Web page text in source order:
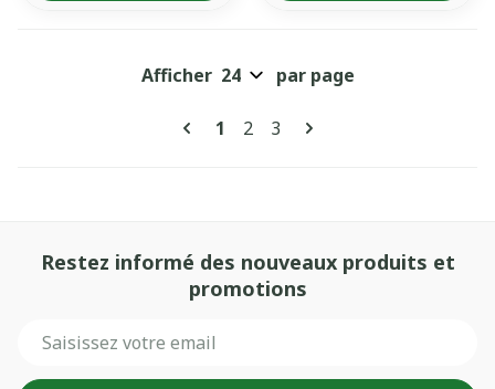
Pages
Vous lisez actuellement la
1 Page
2 Page
3
Afficher par page
Restez informé des nouveaux produits et
promotions